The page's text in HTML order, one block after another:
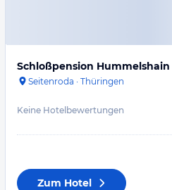
Schloßpension Hummelshain
Seitenroda · Thüringen
Keine Hotelbewertungen
Zum Hotel